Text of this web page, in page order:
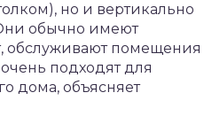
но и вертикально
обычно имеют
обслуживают помещения
подходят для
дома, объясняет